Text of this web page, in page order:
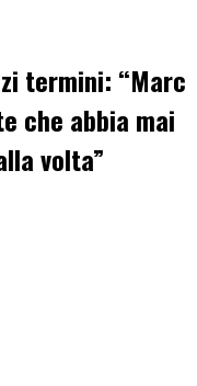
termini: “Marc
che abbia mai
volta”